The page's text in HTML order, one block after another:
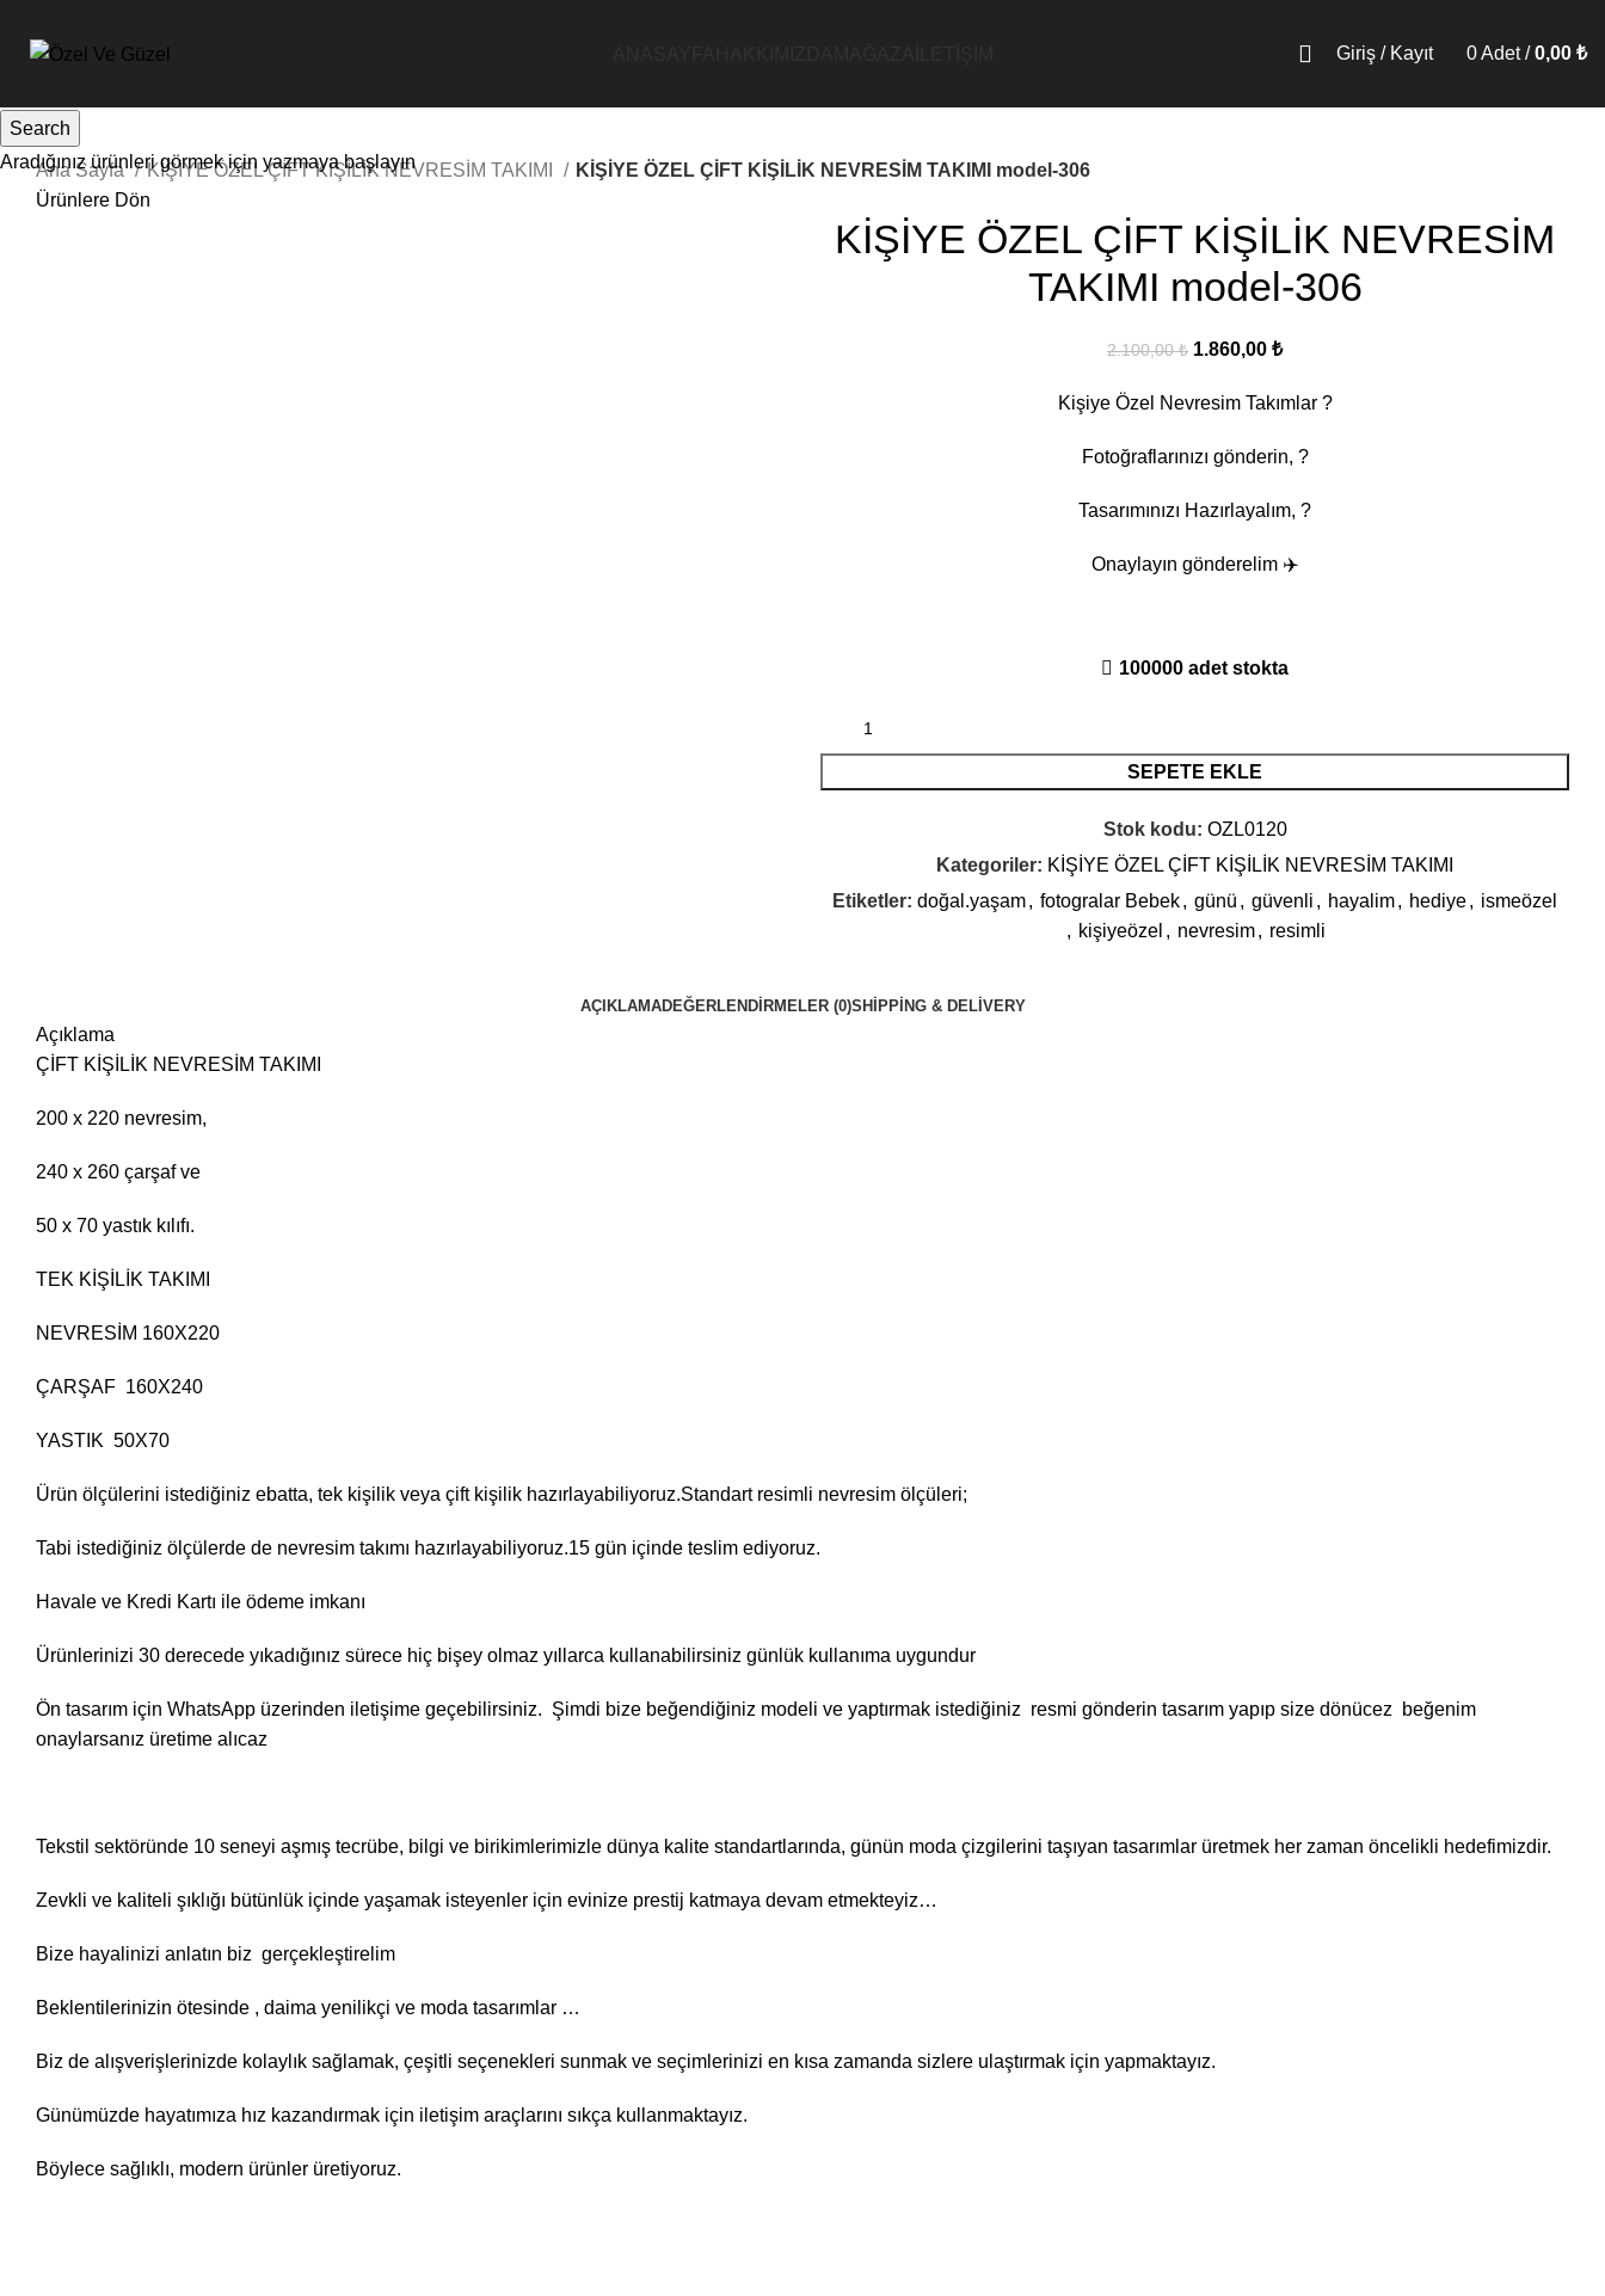
Giriş / Kayıt 0Adet / 0,00 ₺
Ana Sayfa KİŞİYE ÖZEL ÇİFT KİŞİLİK NEVRESİM TAKIMI
KİŞİYE ÖZEL ÇİFT KİŞİLİK NEVRESİM TAKIMI model-306
Ürünlere Dön
KİŞİYE ÖZEL ÇİFT KİŞİLİK NEVRESİM
TAKIMI model-306
2.100,00₺ Orijinal
2.100,00 ₺.
1.860,00 ₺Şu
fiyat:
Kişiye Özel Nevresim Takımlar ?
Fotoğraflarınızı gönderin, ?
Tasarımınızı Hazırlayalım, ?
Onaylayın gönderelim ✈️
100000 adet stokta
SEPETE EKLE
Stok kodu: OZL0120
Kategoriler: KİŞİYE ÖZEL ÇİFT KİŞİLİK NEVRESİM TAKIMI
Etiketler: doğal.yaşam, fotogralar Bebek, günü , güvenli , hayalim, hediye, ismeözel
, kişiyeözel , nevresim, resimli
AÇIKLAMADEĞERLENDIRMELER (0)SHIPPING & DELIVERY
Açıklama
ÇİFT KİŞİLİK NEVRESİM TAKIMI
200 x 220 nevresim,
240 x 260 çarşaf ve
50 x 70 yastık kılıfı.
TEK KİŞİLİK TAKIMI
NEVRESİM 160X220
ÇARŞAF 160X240
YASTIK 50X70
Ürün ölçülerini istediğiniz ebatta, tek kişilik veya çift kişilik hazırlayabiliyoruz.Standart resimli nevresim ölçüleri;
Tabi istediğiniz ölçülerde de nevresim takımı hazırlayabiliyoruz.15 gün içinde teslim ediyoruz.
Havale ve Kredi Kartı ile ödeme imkanı
Ürünlerinizi 30 derecede yıkadığınız sürece hiç bişey olmaz yıllarca kullanabilirsiniz günlük kullanıma uygundur
Ön tasarım için WhatsApp üzerinden iletişime geçebilirsiniz. Şimdi bize beğendiğiniz modeli ve yaptırmak istediğiniz resmi gönderin tasarım yapıp size dönücez beğenim
onaylarsanız üretime alıcaz
Tekstil sektöründe 10 seneyi aşmış tecrübe, bilgi ve birikimlerimizle dünya kalite standartlarında, günün moda çizgilerini taşıyan tasarımlar üretmek her zaman öncelikli hedefimizdir.
Zevkli ve kaliteli şıklığı bütünlük içinde yaşamak isteyenler için evinize prestij katmaya devam etmekteyiz…
Bize hayalinizi anlatın biz gerçekleştirelim
Beklentilerinizin ötesinde , daima yenilikçi ve moda tasarımlar …
Biz de alışverişlerinizde kolaylık sağlamak, çeşitli seçenekleri sunmak ve seçimlerinizi en kısa zamanda sizlere ulaştırmak için yapmaktayız.
Günümüzde hayatımıza hız kazandırmak için iletişim araçlarını sıkça kullanmaktayız.
Böylece sağlıklı, modern ürünler üretiyoruz.
Search
Aradığınız ürünleri görmek için yazmaya başlayın